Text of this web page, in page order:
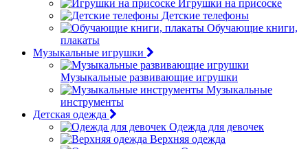
Игрушки на присоске
Детские телефоны
Обучающие книги,
плакаты
Музыкальные игрушки
Музыкальные развивающие игрушки
Музыкальные
инструменты
Детская одежда
Одежда для девочек
Верхняя одежда